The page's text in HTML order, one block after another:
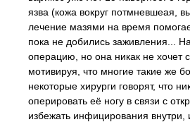
язва (кожа вокруг потмневшеая,
лечение мазями на время
пока не добились заживления...
операцию, но она никак не хочет
мотивируя, что многие такие же
некоторые хирурги говорят, что
оперировать её ногу в связи с
избежать инфицирования внутри,